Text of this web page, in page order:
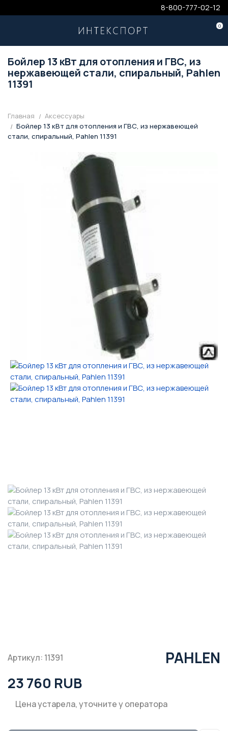
8-800-777-02-12
0
Бойлер 13 кВт для отопления и ГВС, из
нержавеющей стали, спиральный, Pahlen
11391
Главная
Аксессуары
Бойлер 13 кВт для отопления и ГВС, из нержавеющей
стали, спиральный, Pahlen 11391
Артикул: 11391 PAHLEN
23 760 RUB
Цена устарела, уточните у оператора